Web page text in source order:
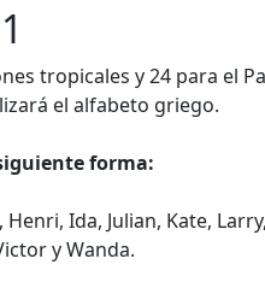
tropicales y 24 para el
el alfabeto griego.
forma:
Ida, Julian, Kate,
y Wanda.